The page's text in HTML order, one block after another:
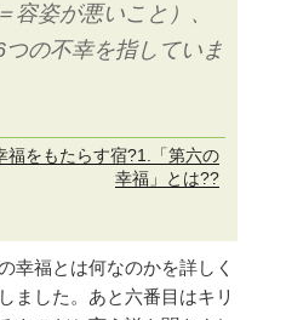
容姿が悪いこと）、
の不幸を指していま
福をもたらす宿?1.「第六の
幸福」とは??
幸福とは何なのかを詳しく
ました。あと六番目はキリ